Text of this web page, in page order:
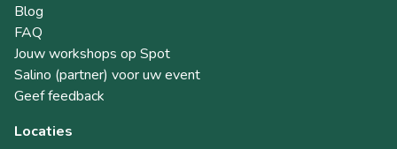
Blog
FAQ
Jouw workshops op Spot
Salino (partner) voor uw event
Geef feedback
Locaties